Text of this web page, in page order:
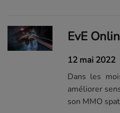
une poignée
12 mai 2022
Dans les
améliorer
son MMO